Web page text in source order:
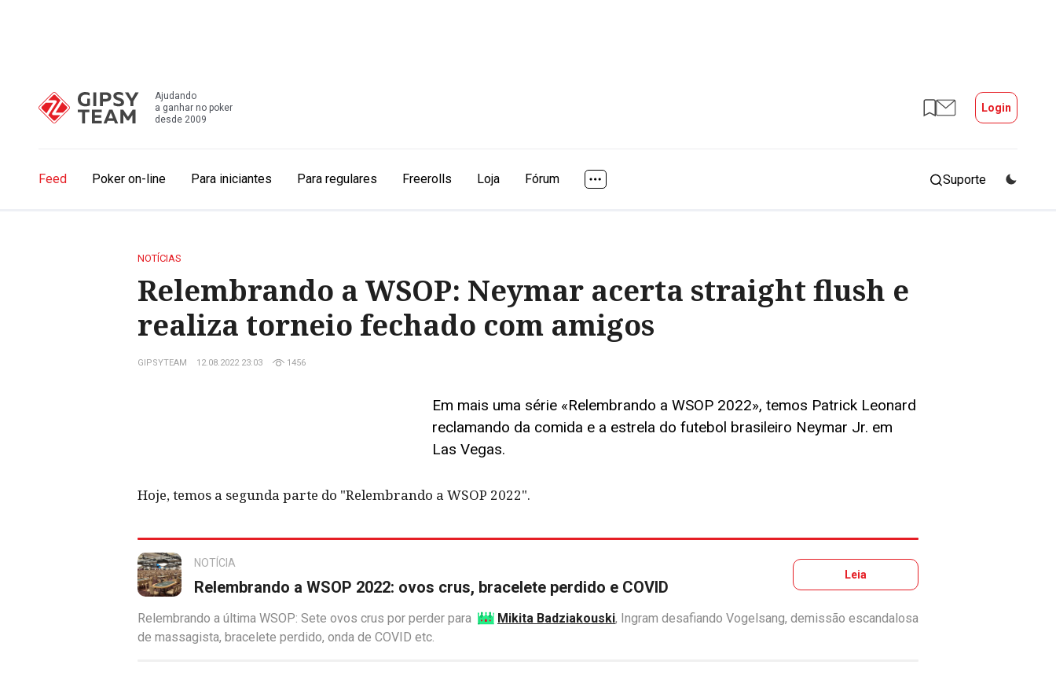
Ajudando
a ganhar no poker
desde 2009
Login
Feed Poker on-line Para iniciantes Para regulares Freerolls Loja Fórum Suporte
NOTÍCIAS
Relembrando a WSOP: Neymar acerta straight flush e
realiza torneio fechado com amigos
GIPSYTEAM 12.08.2022 23:03 1456
Em mais uma série «Relembrando a WSOP 2022», temos Patrick Leonard
reclamando da comida e a estrela do futebol brasileiro Neymar Jr. em
Las Vegas.
Hoje, temos a segunda parte do "Relembrando a WSOP 2022".
NOTÍCIA
Relembrando a WSOP 2022: ovos crus, bracelete perdido e COVID
Leia
Relembrando a última WSOP: Sete ovos crus por perder para Mikita Badziakouski, Ingram desafiando Vogelsang, demissão escandalosa
de massagista, bracelete perdido, onda de COVID etc.